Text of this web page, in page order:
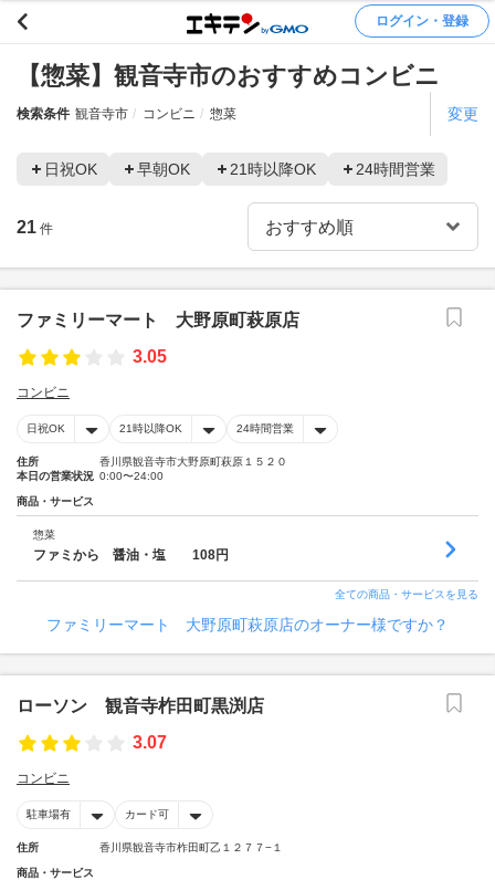
ログイン・登録
【惣菜】観音寺市のおすすめコンビニ
検索条件 観音寺市 コンビニ 惣菜 変更
日祝OK 早朝OK 21時以降OK 24時間営業
21 件
ファミリーマート 大野原町萩原店
3.05
コンビニ
日祝OK 21時以降OK 24時間営業
住所
香川県観音寺市大野原町萩原１５２０
本日の営業状況 0:00〜24:00
商品・サービス
惣菜
ファミから 醤油・塩 108円
全ての商品・サービスを見る
ファミリーマート 大野原町萩原店のオーナー様ですか？
ローソン 観音寺柞田町黒渕店
3.07
コンビニ
駐車場有 カード可
住所 香川県観音寺市柞田町乙１２７７−１
商品・サービス